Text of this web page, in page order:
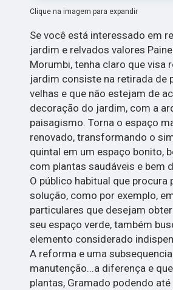
Clique na imagem para expandir
Se você está interessado em
jardim e relvados valores
Morumbi, tenha claro que visa
jardim consiste na retirada de
velhas e que não estejam de
decoração do jardim, com a
paisagismo. Torna o espaço
renovado, transformando o
quintal em um espaço bonito,
com plantas saudáveis e bem
O público habitual que procura
solução, como por exemplo,
particulares que desejam
seu espaço verde, também
elemento considerado
A reforma e uma
manutenção...a diferença e
plantas, Gramado podendo